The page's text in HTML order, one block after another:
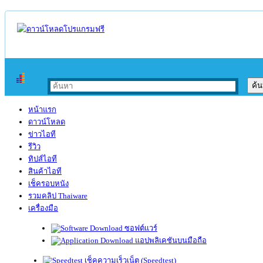
หน้าแรก
ดาวน์โหลด
ข่าวไอที
รีวิว
ทิปส์ไอที
สินค้าไอที
เช็ครอบหนัง
รวมคลิป Thaiware
เครื่องมือ
ซอฟต์แวร์
แอปพลิเคชันบนมือถือ
เช็คความเร็วเน็ต (Speedtest)